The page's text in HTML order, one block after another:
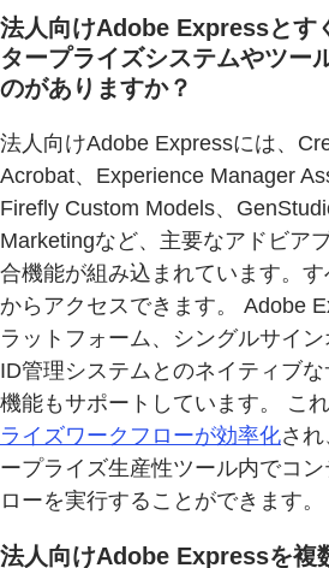
法人向けAdobe Expressとす
タープライズシステムやツー
のがありますか？
法人向けAdobe Expressには、
Acrobat、Experience Manager
Firefly Custom Models、
Marketingなど、主要なアドビア
合機能が組み込まれています。
からアクセスできます。 Adobe
ラットフォーム、シングルサイン
ID管理システムとのネイティブ
機能もサポートしています。 これ
ライズワークフローが効率化さ
ープライズ生産性ツール内でコ
ローを実行することができます。
法人向けAdobe Expressを複